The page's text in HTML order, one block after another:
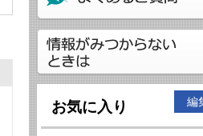
お気に入り 編